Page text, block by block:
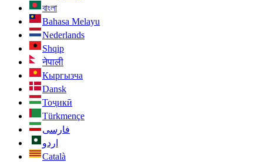
বাংলা
Bahasa Melayu
Nederlands
Shqip
नेपाली
Кыргызча
Dansk
Тоҷикӣ
Türkmençe
فارسی
اردو
Català